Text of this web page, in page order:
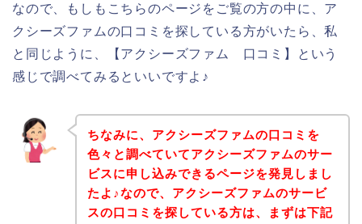
なので、もしもこちらのページをご覧の方の中に、ア
クシーズファムの口コミを探している方がいたら、私
と同じように、【アクシーズファム 口コミ】という
感じで調べてみるといいですよ♪
ちなみに、アクシーズファムの口コミを
色々と調べていてアクシーズファムのサー
ビスに申し込みできるページを発見しまし
たよ♪なので、アクシーズファムのサービ
スの口コミを探している方は、まずは下記